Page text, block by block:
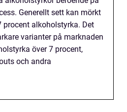
Generellt sett kan mörkt
alkoholstyrka. Det
varianter på marknaden
över 7 procent,
och andra